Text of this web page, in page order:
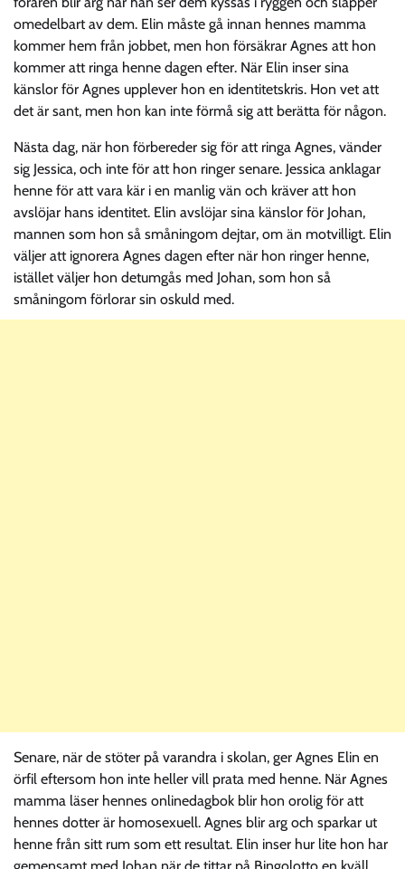
omedelbart av dem. Elin måste gå innan hennes mamma
kommer hem från jobbet, men hon försäkrar Agnes att hon
kommer att ringa henne dagen efter. När Elin inser sina
känslor för Agnes upplever hon en identitetskris. Hon vet att
det är sant, men hon kan inte förmå sig att berätta för någon.
Nästa dag, när hon förbereder sig för att ringa Agnes, vänder
sig Jessica, och inte för att hon ringer senare. Jessica anklagar
henne för att vara kär i en manlig vän och kräver att hon
avslöjar hans identitet. Elin avslöjar sina känslor för Johan,
mannen som hon så småningom dejtar, om än motvilligt. Elin
väljer att ignorera Agnes dagen efter när hon ringer henne,
istället väljer hon detumgås med Johan, som hon så
småningom förlorar sin oskuld med.
Senare, när de stöter på varandra i skolan, ger Agnes Elin en
örfil eftersom hon inte heller vill prata med henne. När Agnes
mamma läser hennes onlinedagbok blir hon orolig för att
hennes dotter är homosexuell. Agnes blir arg och sparkar ut
henne från sitt rum som ett resultat. Elin inser hur lite hon har